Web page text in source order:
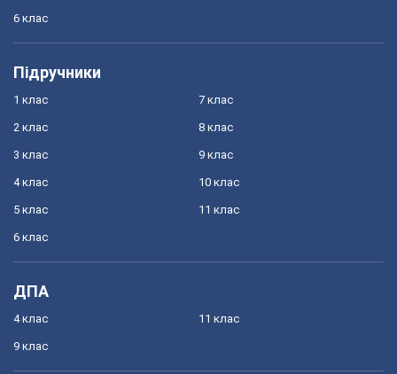
6 клас
Підручники
1 клас
2 клас
3 клас
4 клас
5 клас
6 клас
7 клас
8 клас
9 клас
10 клас
11 клас
ДПА
4 клас
9 клас
11 клас